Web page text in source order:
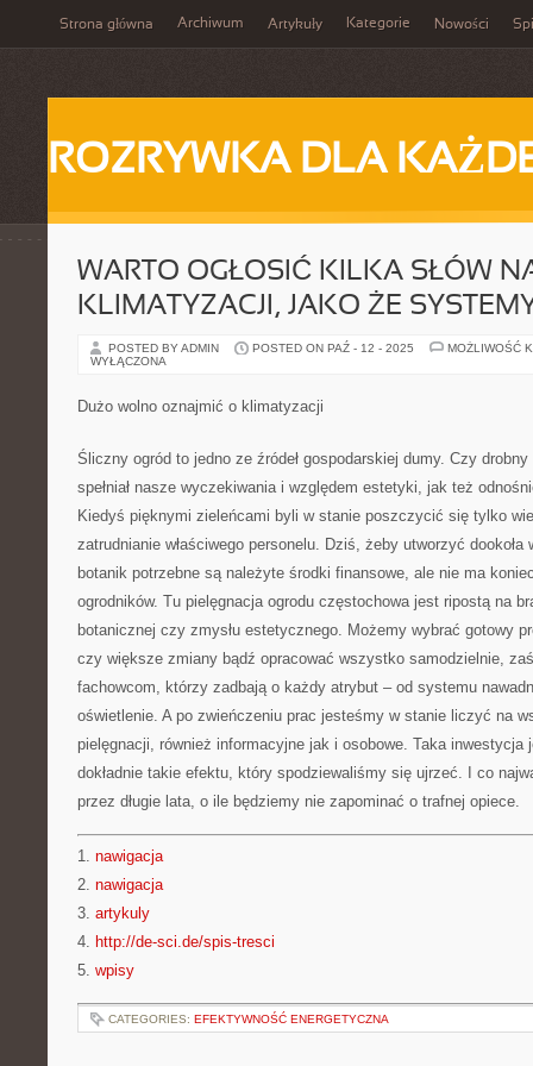
Strona główna Archiwum Artykuły Kategorie Nowości
ROZRYWKA DLA
WARTO OGŁOSIĆ KILKA SŁÓW
KLIMATYZACJI, JAKO ŻE
POSTED BY ADMIN POSTED ON PAŹ - 12 - 2025
MOŻLIWOŚĆ
WYŁĄCZONA
Dużo wolno oznajmić o klimatyzacji
Śliczny ogród to jedno ze źródeł gospodarskiej dumy. Czy
spełniał nasze wyczekiwania i względem estetyki, jak też
Kiedyś pięknymi zieleńcami byli w stanie poszczycić się tylko
zatrudnianie właściwego personelu. Dziś, żeby utworzyć dookoła
botanik potrzebne są należyte środki finansowe, ale nie ma
ogrodników. Tu pielęgnacja ogrodu częstochowa jest ripostą na
botanicznej czy zmysłu estetycznego. Możemy wybrać gotowy
czy większe zmiany bądź opracować wszystko samodzielnie,
fachowcom, którzy zadbają o każdy atrybut – od systemu
oświetlenie. A po zwieńczeniu prac jesteśmy w stanie liczyć na
pielęgnacji, również informacyjne jak i osobowe. Taka inwestycja
dokładnie takie efektu, który spodziewaliśmy się ujrzeć. I co
przez długie lata, o ile będziemy nie zapominać o trafnej opiece.
1. nawigacja
2. nawigacja
3. artykuly
4. http://de-sci.de/spis-tresci
5. wpisy
CATEGORIES: EFEKTYWNOŚĆ ENERGETYCZNA